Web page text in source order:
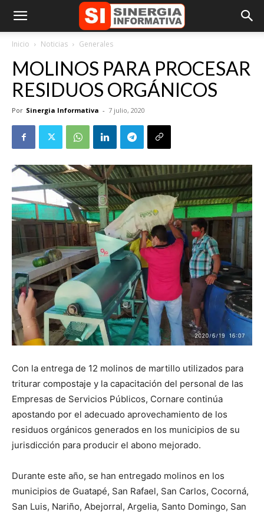
Inicio Noticias Generales
MOLINOS PARA PROCESAR
RESIDUOS ORGÁNICOS
Por Sinergia Informativa - 7 julio, 2020
Con la entrega de 12 molinos de martillo utilizados para
triturar compostaje y la capacitación del personal de las
Empresas de Servicios Públicos, Cornare continúa
apostando por el adecuado aprovechamiento de los
residuos orgánicos generados en los municipios de su
jurisdicción para producir el abono mejorado.
Durante este año, se han entregado molinos en los
municipios de Guatapé, San Rafael, San Carlos, Cocorná,
San Luis, Nariño, Abejorral, Argelia, Santo Domingo, San